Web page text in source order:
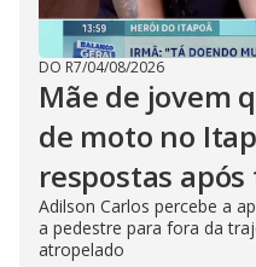
DO R7/04/08/2026
Mãe de jovem
de moto no
respostas
Adilson Carlos percebe a
a pedestre para fora da
atropelado